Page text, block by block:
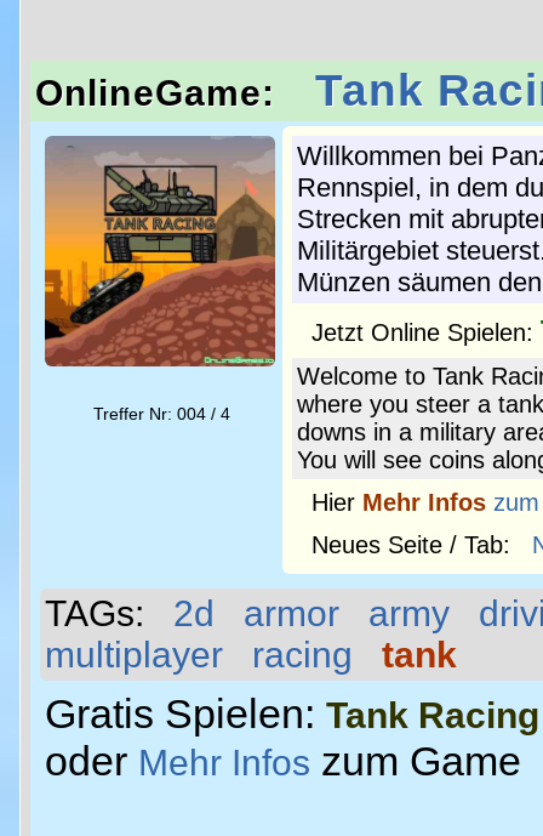
OnlineGame: Tank
Treffer Nr: 004 / 4
Willkommen bei
Rennspiel, in dem
Strecken mit
Militärgebiet
Münzen säumen
Jetzt Online Spielen:
Welcome to Tank
where you steer a
downs in a military
You will see coins
Hier Mehr Infos
Neues Seite / Tab:
TAGs: 2d armor army
multiplayer
racing tank
Gratis Spielen: Tank Racing
oder Mehr Infos zum Game